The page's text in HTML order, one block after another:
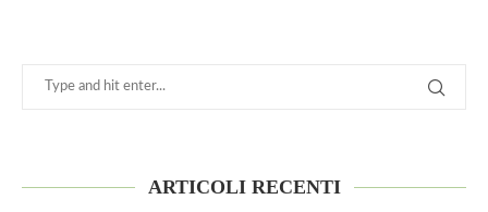
ARTICOLI RECENTI